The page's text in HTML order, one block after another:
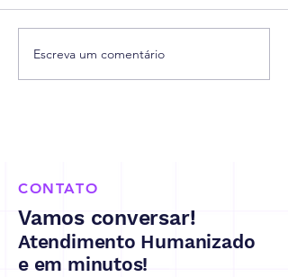
Receita Federal
prorroga prazo de
Escreva um comentário
CONTATO
Vamos conversar!
Atendimento Humanizado
e em minutos!